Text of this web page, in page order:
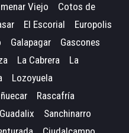
Viejo
Cotos de
El Escorial
Europolis
Galapagar
Gascones
La Cabrera
La
Lozoyuela
Rascafría
Sanchinarro